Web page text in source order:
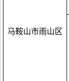
马鞍山市雨山区